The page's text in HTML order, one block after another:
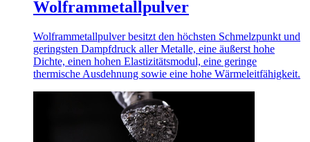
Wolframmetallpulver
Wolframmetallpulver besitzt den höchsten Schmelzpunkt und
geringsten Dampfdruck aller Metalle, eine äußerst hohe
Dichte, einen hohen Elastizitätsmodul, eine geringe
thermische Ausdehnung sowie eine hohe Wärmeleitfähigkeit.